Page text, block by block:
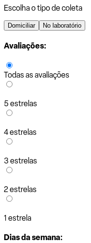
Escolha o tipo de coleta
Domiciliar No laboratório
Avaliações:
Todas as avaliações
5 estrelas
4 estrelas
3 estrelas
2 estrelas
1 estrela
Dias da semana: